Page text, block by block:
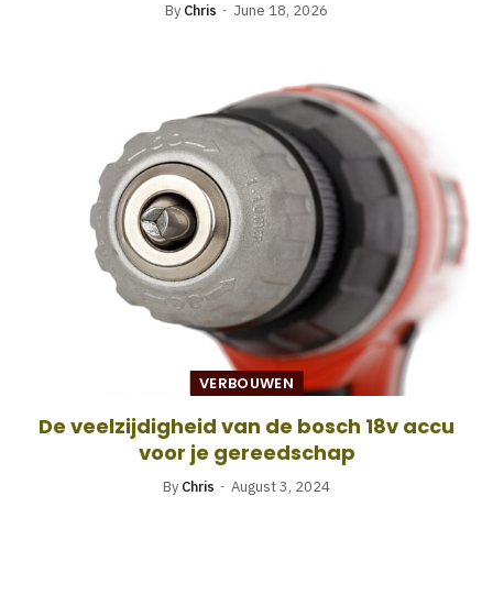
By Chris June 18, 2026
VERBOUWEN
De veelzijdigheid van de bosch 18v accu
voor je gereedschap
By Chris August 3, 2024